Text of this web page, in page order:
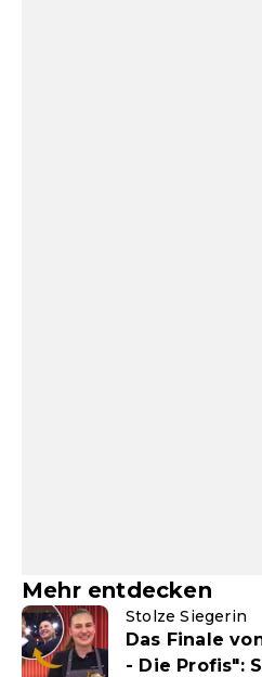
Mehr entdecken
Stolze Siegerin
Das Finale
- Die Profis":